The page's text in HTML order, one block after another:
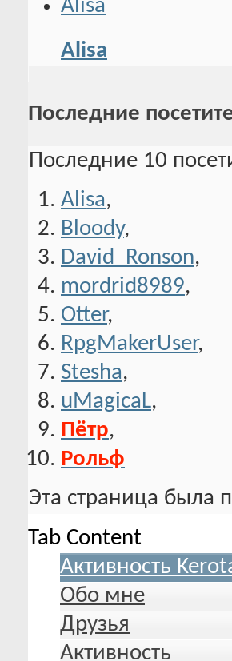
Alisa
Последние
Последние 10
Alisa,
Bloody,
David_Ronson,
mordrid8989,
Otter,
RpgMakerUser,
Stesha,
uMagicaL,
Пётр,
Рольф
Эта страница была
Tab Content
Активность
Обо мне
Друзья
Активность